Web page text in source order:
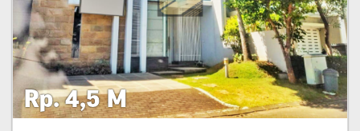
Rp. 4,5 M